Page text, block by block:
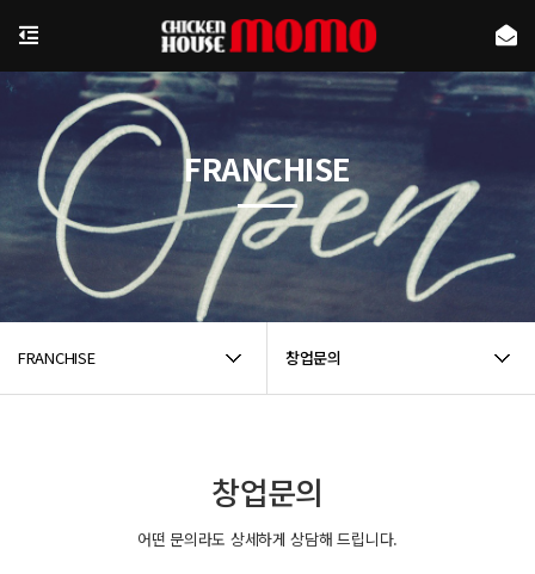
FRANCHISE 창업문의
FRANCHISE
창업문의
어떤 문의라도 상세하게 상담해 드립니다.